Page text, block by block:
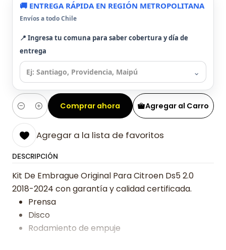
🚚 ENTREGA RÁPIDA EN REGIÓN METROPOLITANA
Envíos a todo Chile
📍 Ingresa tu comuna para saber cobertura y día de
entrega
⌄
Cantidad
Agregar al Carro
Comprar ahora
Agregar a la lista de favoritos
DESCRIPCIÓN
Kit De Embrague Original Para Citroen Ds5 2.0
2018-2024 con garantía y calidad certificada.
Prensa
Disco
Rodamiento de empuje